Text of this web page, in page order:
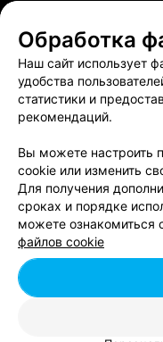
ВЕДУЩИЙ
Илья Дробыш
Брест до 21:00
Обработка
Наш сайт использует
удобства
статистики и
рекомендаций.
Вы можете настроить
cookie или изменить
Для получения
сроках и порядке
можете ознакомиться
файлов cookie